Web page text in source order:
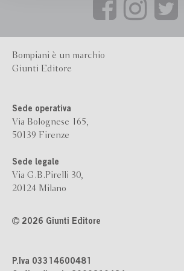
Bompiani è un marchio
Giunti Editore
Sede operativa
Via Bolognese 165,
50139 Firenze
Sede legale
Via G.B.Pirelli 30,
20124 Milano
2026 Giunti Editore
P.Iva 03314600481